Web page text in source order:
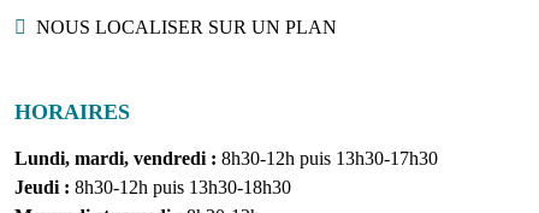
Localisation
NOUS LOCALISER SUR UN PLAN
HORAIRES
Lundi, mardi, vendredi : 8h30-12h puis 13h30-17h30
Jeudi : 8h30-12h puis 13h30-18h30